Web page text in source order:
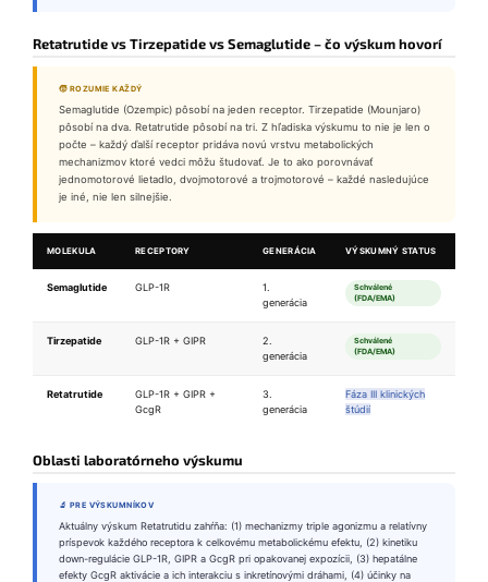
Retatrutide vs Tirzepatide vs Semaglutide – čo výskum hovorí
🧒 ROZUMIE KAŽDÝ
Semaglutide (Ozempic) pôsobí na jeden receptor. Tirzepatide (Mounjaro)
pôsobí na dva. Retatrutide pôsobí na tri. Z hľadiska výskumu to nie je len o
počte – každý ďalší receptor pridáva novú vrstvu metabolických
mechanizmov ktoré vedci môžu študovať. Je to ako porovnávať
jednomotorové lietadlo, dvojmotorové a trojmotorové – každé nasledujúce
je iné, nie len silnejšie.
MOLEKULA RECEPTORY GENERÁCIA VÝSKUMNÝ STATUS
Semaglutide GLP-1R
1.
generácia
Schválené
(FDA/EMA)
Tirzepatide GLP-1R + GIPR
2.
generácia
Schválené
(FDA/EMA)
Retatrutide
GLP-1R + GIPR +
GcgR
3.
generácia
Fáza III klinických
štúdií
Oblasti laboratórneho výskumu
🔬 PRE VÝSKUMNÍKOV
Aktuálny výskum Retatrutidu zahŕňa: (1) mechanizmy triple agonizmu a relatívny
príspevok každého receptora k celkovému metabolickému efektu, (2) kinetiku
down-regulácie GLP-1R, GIPR a GcgR pri opakovanej expozícii, (3) hepatálne
efekty GcgR aktivácie a ich interakciu s inkretínovými dráhami, (4) účinky na